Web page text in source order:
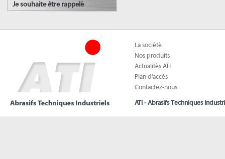
Je souhaite être rappelé
La société
Nos produits
Actualités ATI
Plan d'accès
Contactez-nous
ATI - Abrasifs Techniques